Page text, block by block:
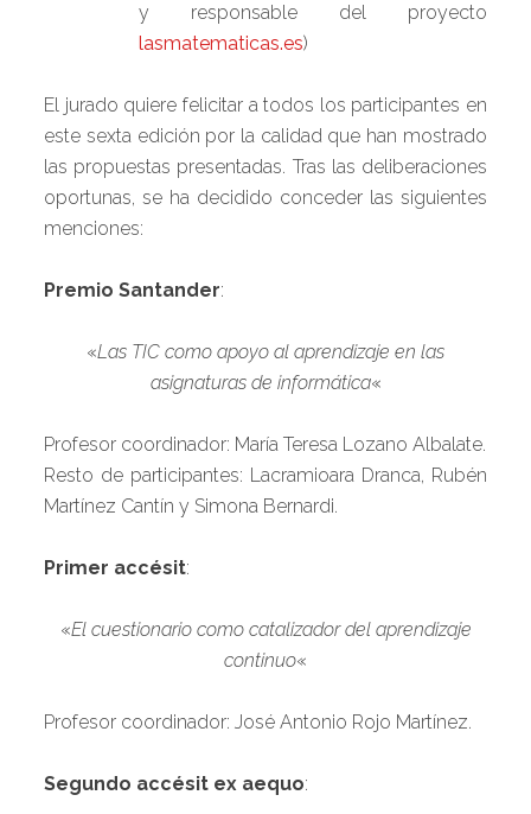
y responsable del proyecto
lasmatematicas.es)
El jurado quiere felicitar a todos los participantes en
este sexta edición por la calidad que han mostrado
las propuestas presentadas. Tras las deliberaciones
oportunas, se ha decidido conceder las siguientes
menciones:
Premio Santander:
«Las TIC como apoyo al aprendizaje en las
asignaturas de informática«
Profesor coordinador: María Teresa Lozano Albalate.
Resto de participantes: Lacramioara Dranca, Rubén
Martínez Cantín y Simona Bernardi.
Primer accésit:
«El cuestionario como catalizador del aprendizaje
continuo«
Profesor coordinador: José Antonio Rojo Martínez.
Segundo accésit ex aequo: